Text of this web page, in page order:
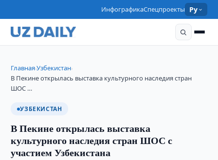
ИнфографикаСпецпроекты Ру
Главная›Узбекистан›
В Пекине открылась выставка культурного наследия стран
ШОС …
УЗБЕКИСТАН
В Пекине открылась выставка
культурного наследия стран ШОС с
участием Узбекистана